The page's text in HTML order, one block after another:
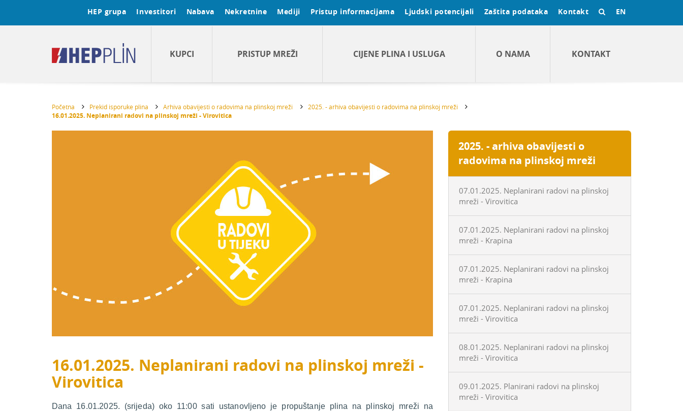
HEP grupa Investitori Nabava Nekretnine Mediji Pristup informacijama Ljudski potencijali Zaštita podataka Kontakt EN
KUPCI PRISTUP MREŽI CIJENE PLINA I USLUGA O NAMA KONTAKT
Početna Prekid isporuke plina Arhiva obavijesti o radovima na plinskoj mreži 2025. - arhiva obavijesti o radovima na plinskoj mreži
16.01.2025. Neplanirani radovi na plinskoj mreži - Virovitica
16.01.2025. Neplanirani radovi na plinskoj mreži -
Virovitica
Dana 16.01.2025. (srijeda) oko 11:00 sati ustanovljeno je propuštanje plina na plinskoj mreži na
2025. - arhiva obavijesti o
radovima na plinskoj mreži
07.01.2025. Neplanirani radovi na plinskoj
mreži - Virovitica
07.01.2025. Neplanirani radovi na plinskoj
mreži - Krapina
07.01.2025. Neplanirani radovi na plinskoj
mreži - Krapina
07.01.2025. Neplanirani radovi na plinskoj
mreži - Virovitica
08.01.2025. Neplanirani radovi na plinskoj
mreži - Virovitica
09.01.2025. Planirani radovi na plinskoj
mreži - Virovitica